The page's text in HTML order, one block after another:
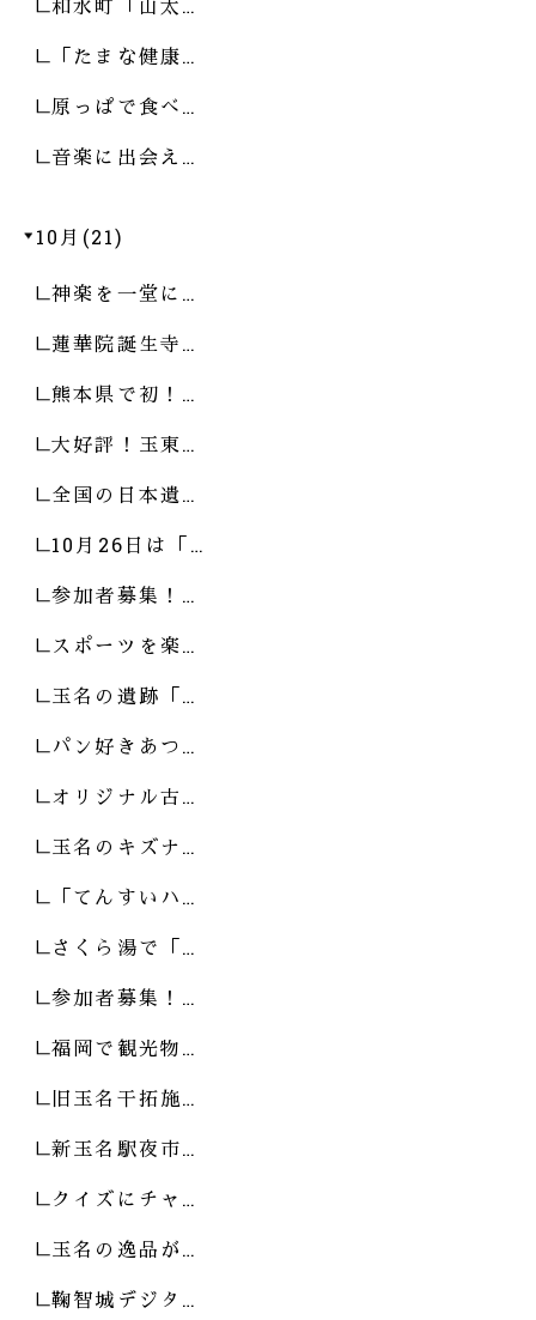
和水町「山太…
「たまな健康…
原っぱで食べ…
音楽に出会え…
10月(21)
神楽を一堂に…
蓮華院誕生寺…
熊本県で初！…
大好評！玉東…
全国の日本遺…
10月26日は「…
参加者募集！…
スポーツを楽…
玉名の遺跡「…
パン好きあつ…
オリジナル古…
玉名のキズナ…
「てんすいハ…
さくら湯で「…
参加者募集！…
福岡で観光物…
旧玉名干拓施…
新玉名駅夜市…
クイズにチャ…
玉名の逸品が…
鞠智城デジタ…